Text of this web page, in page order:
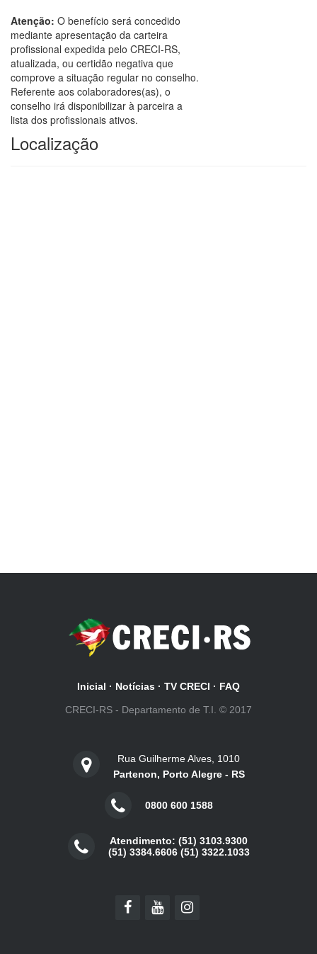
Atenção: O benefício será concedido
mediante apresentação da carteira
profissional expedida pelo CRECI-RS,
atualizada, ou certidão negativa que
comprove a situação regular no conselho.
Referente aos colaboradores(as), o
conselho irá disponibilizar à parceira a
lista dos profissionais ativos.
Localização
Inicial · Notícias · TV CRECI · FAQ
CRECI-RS - Departamento de T.I. © 2017
Rua Guilherme Alves, 1010
Partenon, Porto Alegre - RS
0800 600 1588
Atendimento: (51) 3103.9300
(51) 3384.6606 (51) 3322.1033